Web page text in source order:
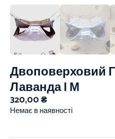
Двоповерховий
Лаванда | М
320,00₴
Немає в наявності